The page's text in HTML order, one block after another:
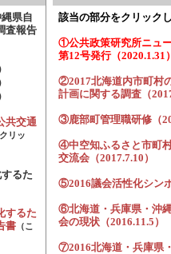
県自
査報告
共交通
リッ
るた
するた
書 （こ
該当の部分をクリック
①公共政策研究所ニュ
第12号発行（2020.1.31
②2017北海道内市町村
計画に関する調査（
③鹿部町管理職研修（
④中空知ふるさと市町
交流会（2017.7.10）
⑤2016議会活性化シン
⑥北海道・兵庫県・沖
会の現状（2016.11.5）
⑦2016北海道・兵庫県